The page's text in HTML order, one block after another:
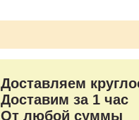
Доставляем
Доставим за 1 час
От любой суммы